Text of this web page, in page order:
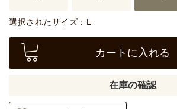
選択されたサイズ：L
カートに入れる
在庫の確認